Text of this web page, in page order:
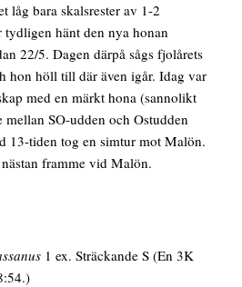
låg bara skalsrester av 1-2
tydligen hänt den nya honan
22/5. Dagen därpå sågs fjolårets
hon höll till där även igår. Idag var
med en märkt hona (sannolikt
SO-udden och Ostudden
13-tiden tog en simtur mot Malön.
framme vid Malön.
1 ex. Sträckande S(En 3K